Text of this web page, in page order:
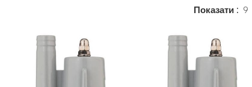
Показати 9